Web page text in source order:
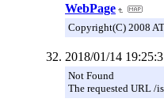
WebPage
Copyright(C) 2008
2018/01/14
Not Found
The requested URL /